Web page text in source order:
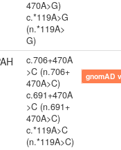
470A>G)
c.*119A>G
(n.*119A>
G)
c.706+470A
>C (n.706+
470A>C)
c.691+470A
>C (n.691+
470A>C)
c.*119A>C
(n.*119A>C)
gnomAD